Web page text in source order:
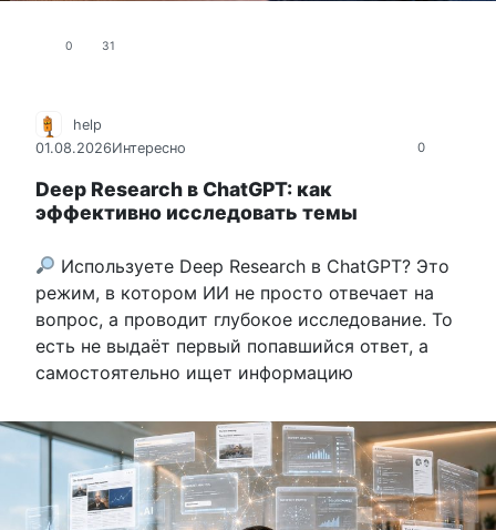
0 31
0
help
01.08.2026Интересно
Deep Research в ChatGPT: как
эффективно исследовать темы
Используете Deep Research в ChatGPT? Это
режим, в котором ИИ не просто отвечает на
вопрос, а проводит глубокое исследование. То
есть не выдаёт первый попавшийся ответ, а
самостоятельно ищет информацию